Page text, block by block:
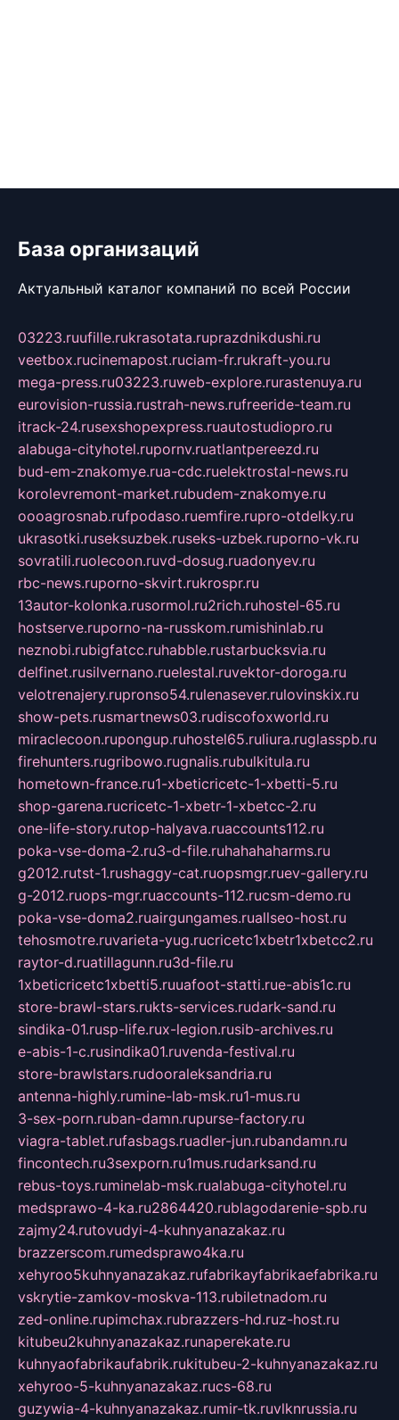
База организаций
Актуальный каталог компаний по всей России
03223.ruufille.rukrasotata.ruprazdnikdushi.ru
veetbox.rucinemapost.ruciam-fr.rukraft-you.ru
mega-press.ru03223.ruweb-explore.rurastenuya.ru
eurovision-russia.rustrah-news.rufreeride-team.ru
itrack-24.rusexshopexpress.ruautostudiopro.ru
alabuga-cityhotel.rupornv.ruatlantpereezd.ru
bud-em-znakomye.rua-cdc.ruelektrostal-news.ru
korolevremont-market.rubudem-znakomye.ru
oooagrosnab.rufpodaso.ruemfire.rupro-otdelky.ru
ukrasotki.ruseksuzbek.ruseks-uzbek.ruporno-vk.ru
sovratili.ruolecoon.ruvd-dosug.ruadonyev.ru
rbc-news.ruporno-skvirt.rukrospr.ru
13autor-kolonka.rusormol.ru2rich.ruhostel-65.ru
hostserve.ruporno-na-russkom.rumishinlab.ru
neznobi.rubigfatcc.ruhabble.rustarbucksvia.ru
delfinet.rusilvernano.ruelestal.ruvektor-doroga.ru
velotrenajery.rupronso54.rulenasever.rulovinskix.ru
show-pets.rusmartnews03.rudiscofoxworld.ru
miraclecoon.rupongup.ruhostel65.ruliura.ruglasspb.ru
firehunters.rugribowo.rugnalis.rubulkitula.ru
hometown-france.ru1-xbeticricetc-1-xbetti-5.ru
shop-garena.rucricetc-1-xbetr-1-xbetcc-2.ru
one-life-story.rutop-halyava.ruaccounts112.ru
poka-vse-doma-2.ru3-d-file.ruhahahaharms.ru
g2012.rutst-1.rushaggy-cat.ruopsmgr.ruev-gallery.ru
g-2012.ruops-mgr.ruaccounts-112.rucsm-demo.ru
poka-vse-doma2.ruairgungames.ruallseo-host.ru
tehosmotre.ruvarieta-yug.rucricetc1xbetr1xbetcc2.ru
raytor-d.ruatillagunn.ru3d-file.ru
1xbeticricetc1xbetti5.ruuafoot-statti.rue-abis1c.ru
store-brawl-stars.rukts-services.rudark-sand.ru
sindika-01.rusp-life.rux-legion.rusib-archives.ru
e-abis-1-c.rusindika01.ruvenda-festival.ru
store-brawlstars.rudooraleksandria.ru
antenna-highly.rumine-lab-msk.ru1-mus.ru
3-sex-porn.ruban-damn.rupurse-factory.ru
viagra-tablet.rufasbags.ruadler-jun.rubandamn.ru
fincontech.ru3sexporn.ru1mus.rudarksand.ru
rebus-toys.ruminelab-msk.rualabuga-cityhotel.ru
medsprawo-4-ka.ru2864420.rublagodarenie-spb.ru
zajmy24.rutovudyi-4-kuhnyanazakaz.ru
brazzerscom.rumedsprawo4ka.ru
xehyroo5kuhnyanazakaz.rufabrikayfabrikaefabrika.ru
vskrytie-zamkov-moskva-113.rubiletnadom.ru
zed-online.rupimchax.rubrazzers-hd.ruz-host.ru
kitubeu2kuhnyanazakaz.runaperekate.ru
kuhnyaofabrikaufabrik.rukitubeu-2-kuhnyanazakaz.ru
xehyroo-5-kuhnyanazakaz.rucs-68.ru
guzywia-4-kuhnyanazakaz.rumir-tk.ruvlknrussia.ru